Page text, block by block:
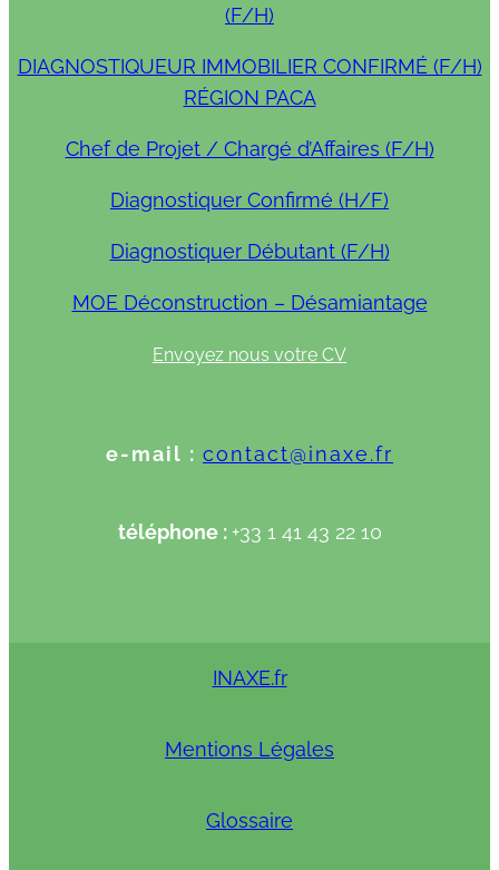
(F/H)
DIAGNOSTIQUEUR IMMOBILIER CONFIRMÉ (F/H)
RÉGION PACA
Chef de Projet / Chargé d’Affaires (F/H)
Diagnostiquer Confirmé (H/F)
Diagnostiquer Débutant (F/H)
MOE Déconstruction – Désamiantage
Envoyez nous votre CV
e-mail : contact@inaxe.fr
téléphone : +33 1 41 43 22 10
INAXE.fr
Mentions Légales
Glossaire